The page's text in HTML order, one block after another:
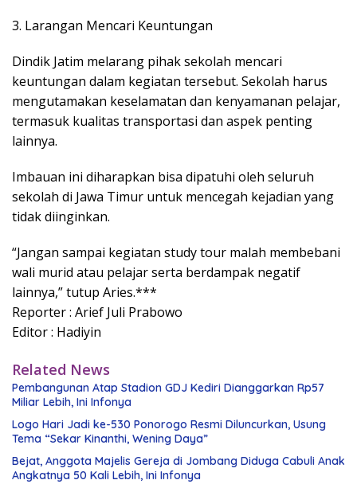
3. Larangan Mencari Keuntungan
Dindik Jatim melarang pihak sekolah mencari
keuntungan dalam kegiatan tersebut. Sekolah harus
mengutamakan keselamatan dan kenyamanan pelajar,
termasuk kualitas transportasi dan aspek penting
lainnya.
Imbauan ini diharapkan bisa dipatuhi oleh seluruh
sekolah di Jawa Timur untuk mencegah kejadian yang
tidak diinginkan.
“Jangan sampai kegiatan study tour malah membebani
wali murid atau pelajar serta berdampak negatif
lainnya,” tutup Aries.***
Reporter : Arief Juli Prabowo
Editor : Hadiyin
Related News
Pembangunan Atap Stadion GDJ Kediri Dianggarkan Rp57
Miliar Lebih, Ini Infonya
Logo Hari Jadi ke-530 Ponorogo Resmi Diluncurkan, Usung
Tema “Sekar Kinanthi, Wening Daya”
Bejat, Anggota Majelis Gereja di Jombang Diduga Cabuli Anak
Angkatnya 50 Kali Lebih, Ini Infonya